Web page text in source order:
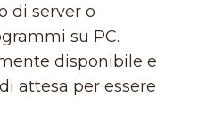
di server o
su PC.
disponibile e
attesa per essere